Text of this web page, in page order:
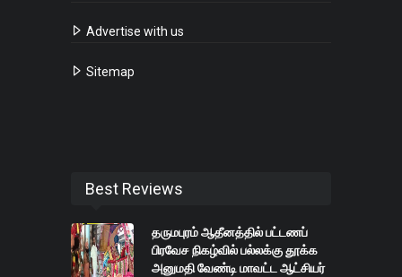
Advertise with us
Sitemap
Best Reviews
தருமபுரம் ஆதீனத்தில் பட்டணப்
பிரவேச நிகழ்வில் பல்லக்கு தூக்க
அனுமதி வேண்டி மாவட்ட ஆட்சியர்